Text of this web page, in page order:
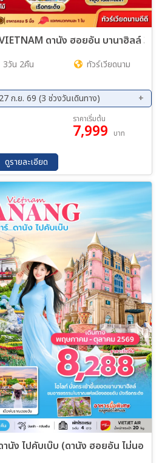
JUSTIN VIETNAM ดานัง ฮอยอัน บานาฮิลล์ 3
3วัน 2คืน ทัวร์เวียดนาม
ก.ย. 69 (3 ช่วงวันเดินทาง)
04 ก.ย. 69 - 06 ก.ย. 69
ราคาเริ่มต้น
7,999 บาท
ดูรายละเอียด
านัง ไปคับเบ๊บ (ดานัง ฮอยอัน ไม่นอนบ